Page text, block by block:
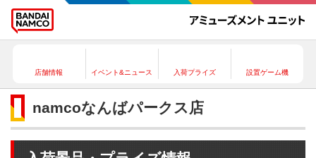
店舗情報 イベント&ニュース 入荷プライズ 設置ゲーム機
namcoなんばパークス店